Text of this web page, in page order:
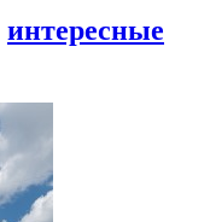
интересные